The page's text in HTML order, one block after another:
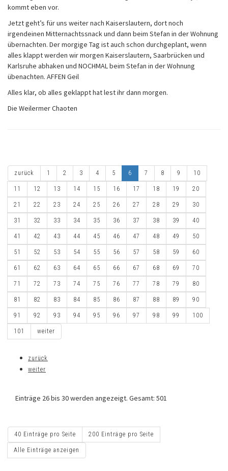
kommt eben vor.
Jetzt geht’s für uns weiter nach Kaiserslautern, dort noch
irgendeinen Mitternachtssnack und dann beim Stefan in der Wohnung
übernachten. Der morgige Tag ist auch schon durchgeplant, wenn
alles klappt werden wir morgen Kaiserslautern, Saarbrücken und
Karlsruhe abhaken und NOCHMAL beim Stefan in der Wohnung
übenachten. AFFEN Geil
Alles klar, ob alles geklappt hat lest ihr dann morgen.
Die Weilermer Chaoten
zurück 1 2 3 4 5 6 7 8 9 10
11 12 13 14 15 16 17 18 19 20
21 22 23 24 25 26 27 28 29 30
31 32 33 34 35 36 37 38 39 40
41 42 43 44 45 46 47 48 49 50
51 52 53 54 55 56 57 58 59 60
61 62 63 64 65 66 67 68 69 70
71 72 73 74 75 76 77 78 79 80
81 82 83 84 85 86 87 88 89 90
91 92 93 94 95 96 97 98 99 100
101 weiter
zurück
weiter
Einträge 26 bis 30 werden angezeigt. Gesamt: 501
40 Einträge pro Seite 200 Einträge pro Seite
Alle Einträge anzeigen